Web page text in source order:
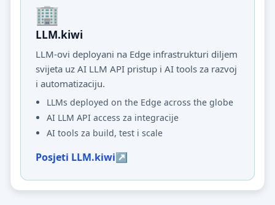
LLM.kiwi
LLM-ovi deployani na Edge infrastrukturi diljem
svijeta uz AI LLM API pristup i AI tools za razvoj
i automatizaciju.
LLMs deployed on the Edge across the globe
AI LLM API access za integracije
AI tools za build, test i scale
Posjeti LLM.kiwi